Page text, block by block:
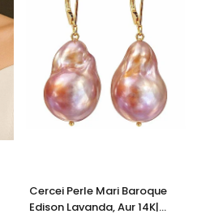
Cercei Perle Mari Baroque
Edison Lavanda, Aur 14K|